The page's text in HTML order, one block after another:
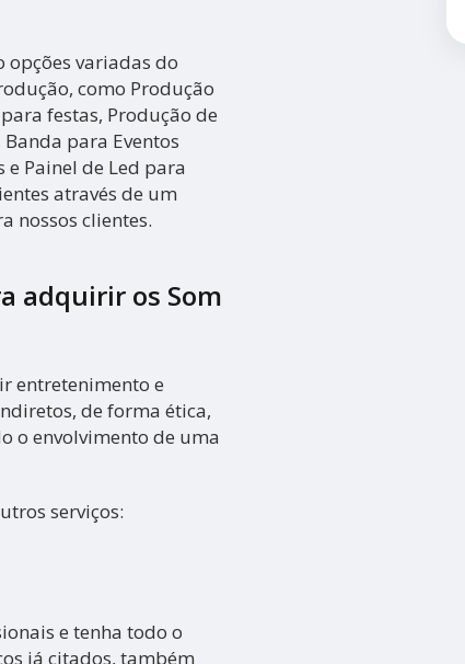
opções variadas do
como Produção
festas, Produção de
para Eventos
e Painel de Led para
através de um
nossos clientes.
adquirir os Som
entretenimento e
de forma ética,
o envolvimento de uma
serviços:
e tenha todo o
já citados, também